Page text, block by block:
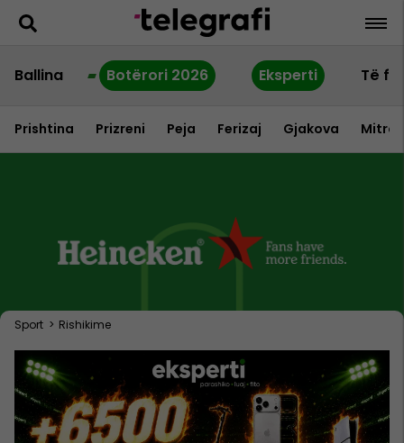
Ballina Botërori 2026 Eksperti Të
Prishtina Prizreni Peja Ferizaj Gjakova
Sport > Rishikime